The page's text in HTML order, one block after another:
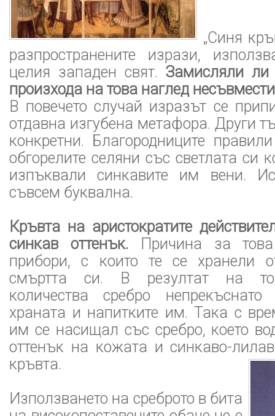
„Синя
разпространените изрази,
целия западен свят. Замисляли ли
произхода на това наглед
В повечето случай изразът се
отдавна изгубена метафора. Други
конкретни. Благородниците
обгорелите селяни със светлата си
изпъквали синкавите им вени.
съвсем буквална.
Кръвта на аристократите
синкав оттенък. Причина за
прибори, с които те се хранели
смъртта си. В резултат на
количества сребро
храната и напитките им. Така с
им се насищал със сребро, което
оттенък на кожата и синкаво-
кръвта.
Използването на среброто в бита